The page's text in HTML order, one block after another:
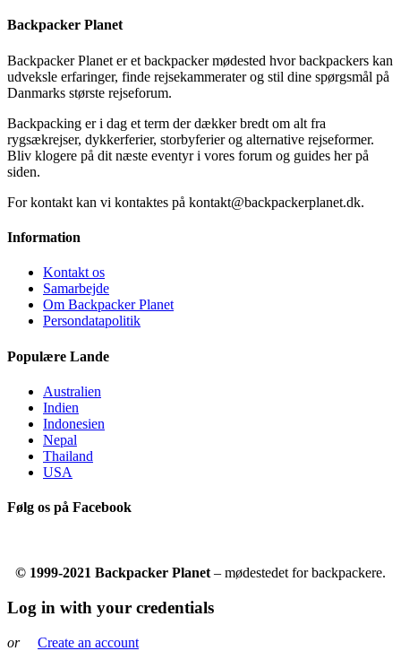
Backpacker Planet
Backpacker Planet er et backpacker mødested hvor backpackers kan
udveksle erfaringer, finde rejsekammerater og stil dine spørgsmål på
Danmarks største rejseforum.
Backpacking er i dag et term der dækker bredt om alt fra
rygsækrejser, dykkerferier, storbyferier og alternative rejseformer.
Bliv klogere på dit næste eventyr i vores forum og guides her på
siden.
For kontakt kan vi kontaktes på kontakt@backpackerplanet.dk.
Information
Kontakt os
Samarbejde
Om Backpacker Planet
Persondatapolitik
Populære Lande
Australien
Indien
Indonesien
Nepal
Thailand
USA
Følg os på Facebook
© 1999-2021 Backpacker Planet – mødestedet for backpackere.
Log in with your credentials
or Create an account